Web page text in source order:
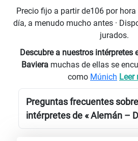
Precio fijo a partir de106 por hora
día, a menudo mucho antes ·
jurados.
Descubre a nuestros intérpretes
Baviera muchas de ellas se
como Múnich Leer
Preguntas frecuentes
intérpretes de « Alemán –